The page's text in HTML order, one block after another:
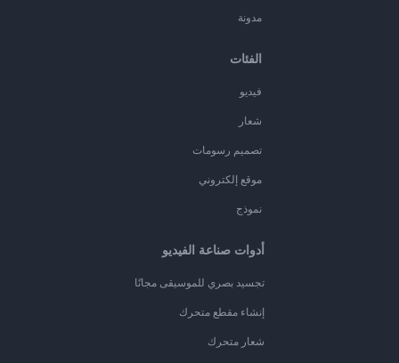
مدونة
الفئات
فيديو
شعار
تصميم رسومات
موقع إلكتروني
نموذج
أدوات صناعة الفيديو
تجسيد بصري للموسيقى مجانًا
إنشاء مقطع متحرك
شعار متحرك